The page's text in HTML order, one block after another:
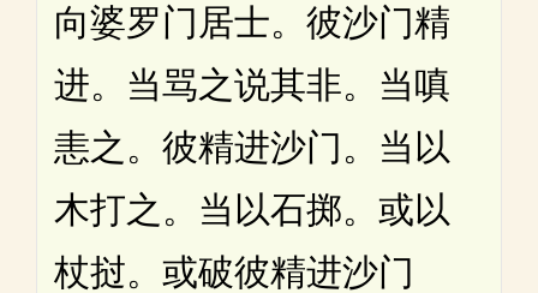
向婆罗门居士。彼沙门精
进。当骂之说其非。当嗔
恚之。彼精进沙门。当以
木打之。当以石掷。或以
杖挝。或破彼精进沙门